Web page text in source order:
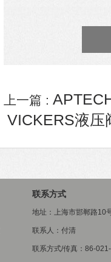
上一篇 :
VICKERS液压
联系方式
地址：上海市邯郸路10
联系人：付清
联系方式/传真：86-